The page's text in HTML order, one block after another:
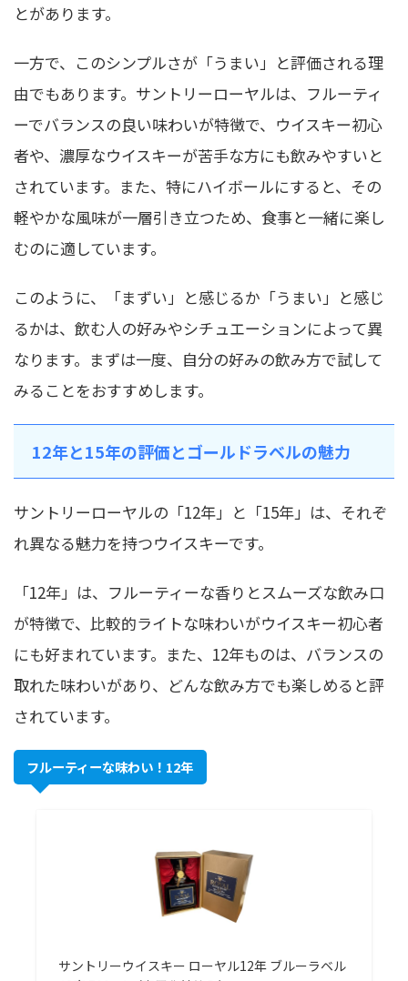
とがあります。
一方で、このシンプルさが「うまい」と評価される理
由でもあります。サントリーローヤルは、フルーティ
ーでバランスの良い味わいが特徴で、ウイスキー初心
者や、濃厚なウイスキーが苦手な方にも飲みやすいと
されています。また、特にハイボールにすると、その
軽やかな風味が一層引き立つため、食事と一緒に楽し
むのに適しています。
このように、「まずい」と感じるか「うまい」と感じ
るかは、飲む人の好みやシチュエーションによって異
なります。まずは一度、自分の好みの飲み方で試して
みることをおすすめします。
12年と15年の評価とゴールドラベルの魅力
サントリーローヤルの「12年」と「15年」は、それぞ
れ異なる魅力を持つウイスキーです。
「12年」は、フルーティーな香りとスムーズな飲み口
が特徴で、比較的ライトな味わいがウイスキー初心者
にも好まれています。また、12年ものは、バランスの
取れた味わいがあり、どんな飲み方でも楽しめると評
されています。
フルーティーな味わい！12年
サントリーウイスキー ローヤル12年 ブルーラベル